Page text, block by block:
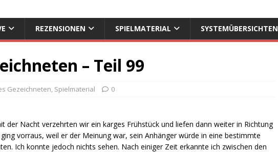
REZENSIONEN SPIELMATERIAL SYSTEMÜBERSICHTEN
– Teil 99
Gezeichneten, Spielmaterial 0
der Nacht verzehrten wir ein karges Frühstück und liefen dann weiter in Richtung
vorraus, weil er der Meinung war, sein Anhänger würde in eine bestimmte
Ich konnte jedoch nichts sehen. Nach einiger Zeit erkannte ich zwischen den